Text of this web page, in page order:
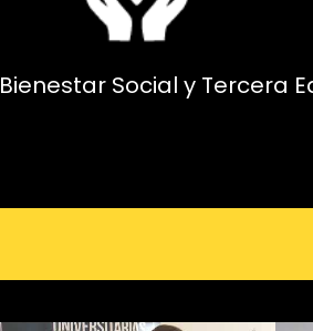
Bienestar Social y Tercera